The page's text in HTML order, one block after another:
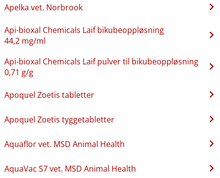
Apelka vet. Norbrook
Api-bioxal Chemicals Laif bikubeoppløsning
44,2 mg/ml
Api-bioxal Chemicals Laif pulver til bikubeoppløsning
0,71 g/g
Apoquel Zoetis tabletter
Apoquel Zoetis tyggetabletter
Aquaflor vet. MSD Animal Health
AquaVac S7 vet. MSD Animal Health